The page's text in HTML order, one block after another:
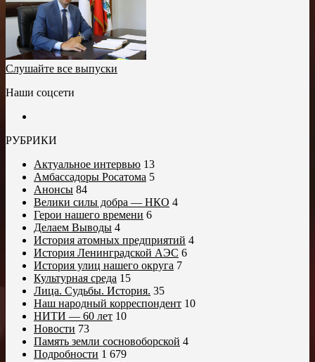
Слушайте все выпуски
Наши соцсети
РУБРИКИ
Актуальное интервью 13
Амбассадоры Росатома 5
Анонсы 84
Велики силы добра — НКО 4
Герои нашего времени 6
Делаем Выводы 4
История атомных предприятий 4
История Ленинградской АЭС 6
История улиц нашего округа 7
Культурная среда 15
Лица. Судьбы. История. 35
Наш народный корреспондент 10
НИТИ — 60 лет 10
Новости 73
Память земли сосновоборской 4
Подробности 1 679